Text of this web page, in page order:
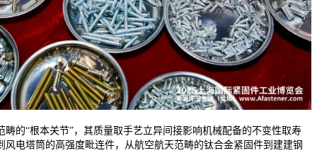
“根本关节”，其质量取手艺立异间接影响机械配备的不变性取寿
风电塔筒的高强度毗连件，从航空航天范畴的钛合金紧固件到建建钢